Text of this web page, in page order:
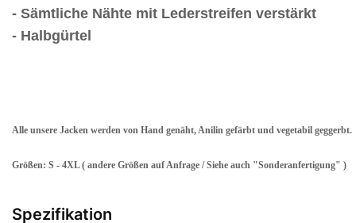
- Sämtliche Nähte mit Lederstreifen verstärkt
- Halbgürtel
Alle unsere Jacken werden von Hand genäht, Anilin gefärbt und vegetabil geggerbt.
Größen: S - 4XL ( andere Größen auf Anfrage / Siehe auch "Sonderanfertigung" )
Spezifikation